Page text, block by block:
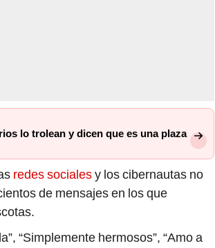
lo trolean y dicen que es una plaza
redes socialesy los cibernautas no
de mensajes en los que
“Simplemente hermosos”, “Amo a